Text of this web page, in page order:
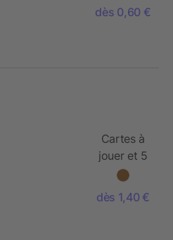
dès 0,60 €
Cartes à
jouer et 5
Dés
dès 1,40 €